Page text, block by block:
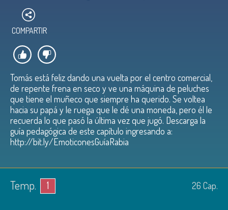
COMPARTIR
Tomás está feliz dando una vuelta por el centro comercial,
de repente frena en seco y ve una máquina de peluches
que tiene el muñeco que siempre ha querido. Se voltea
hacia su papá y le ruega que le dé una moneda, pero él le
recuerda lo que pasó la última vez que jugó. Descarga la
guía pedagógica de este capítulo ingresando a:
http://bit.ly/EmoticonesGuíaRabia
Temp. 1 26 Cap.